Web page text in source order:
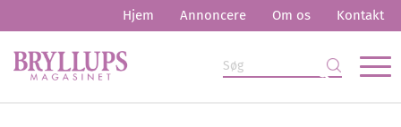
Hjem Annoncere Om os Kontakt